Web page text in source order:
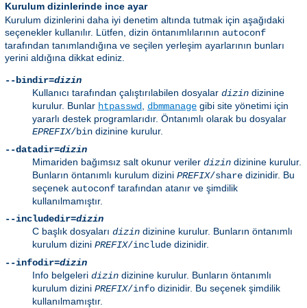
Kurulum dizinlerinde ince ayar
Kurulum dizinlerini daha iyi denetim altında tutmak için aşağıdaki
seçenekler kullanılır. Lütfen, dizin öntanımlılarının autoconf
tarafından tanımlandığına ve seçilen yerleşim ayarlarının bunları
yerini aldığına dikkat ediniz.
--bindir=dizin
Kullanıcı tarafından çalıştırılabilen dosyalar dizin dizinine
kurulur. Bunlar htpasswd dbmmanage gibi site yönetimi için
yararlı destek programlarıdır. Öntanımlı olarak bu dosyalar
EPREFIX/bin dizinine kurulur.
--datadir=dizin
Mimariden bağımsız salt okunur veriler dizin dizinine kurulur.
Bunların öntanımlı kurulum dizini PREFIX/share dizinidir. Bu
seçenek autoconf tarafından atanır ve şimdilik
kullanılmamıştır.
--includedir=dizin
C başlık dosyaları dizin dizinine kurulur. Bunların öntanımlı
kurulum dizini PREFIX/include dizinidir.
--infodir=dizin
Info belgeleri dizin dizinine kurulur. Bunların öntanımlı
kurulum dizini PREFIX/info dizinidir. Bu seçenek şimdilik
kullanılmamıştır.